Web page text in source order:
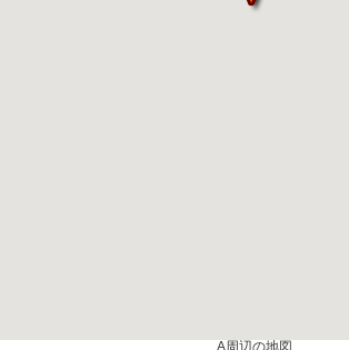
A周辺の地図